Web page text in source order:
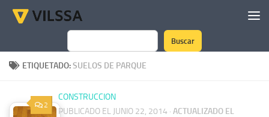
Saltar al contenido
Buscar
Buscar
ETIQUETADO:SUELOS DE PARQUE
2
CONSTRUCCION
PUBLICADO EL JUNIO 22, 2014 · ACTUALIZADO EL